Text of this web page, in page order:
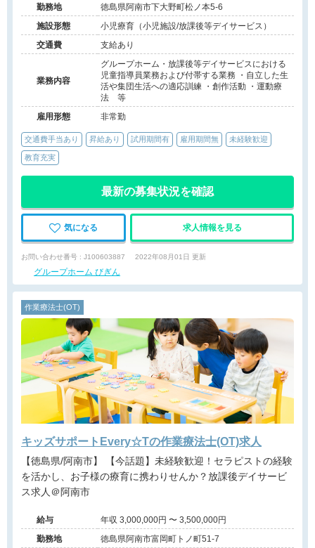
勤務地
徳島県阿南市下大野町松ノ本5-6
施設形態
小児療育（小児施設/放課後等デイサービス）
交通費
支給あり
業務内容
グループホーム・放課後等デイサービスにおける
児童指導員業務および付帯する業務 ・自立した生
活や集団生活への適応訓練 ・創作活動 ・運動療
法 等
雇用形態
非常勤
交通費手当あり 昇給あり 試用期間有 雇用期間無 未経験歓迎
教育充実
最新の募集状況を確認
気になる 求人情報を見る
お問い合わせ番号 : J100603887 2022年08月01日 更新
グループホーム びぎん
作業療法士(OT)
キッズサポートEvery☆Tの作業療法士(OT)求人
【徳島県/阿南市】 【今話題】未経験歓迎！セラピストの経験
を活かし、お子様の療育に携わりせんか？放課後デイサービ
ス求人＠阿南市
給与
年収 3,000,000円 〜 3,500,000円
勤務地
徳島県阿南市富岡町トノ町51-7